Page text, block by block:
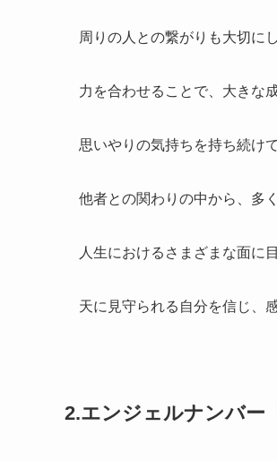
周りの人との繋がりも大切に
力を合わせることで、大きな
思いやりの気持ちを持ち続け
他者との関わりの中から、多
人生におけるさまざまな面に
天に見守られる自分を信じ、
2.エンジェルナンバー